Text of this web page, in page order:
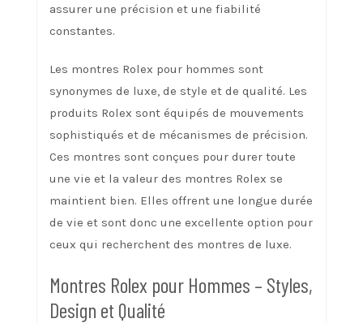
assurer une précision et une fiabilité
constantes.
Les montres Rolex pour hommes sont
synonymes de luxe, de style et de qualité. Les
produits Rolex sont équipés de mouvements
sophistiqués et de mécanismes de précision.
Ces montres sont conçues pour durer toute
une vie et la valeur des montres Rolex se
maintient bien. Elles offrent une longue durée
de vie et sont donc une excellente option pour
ceux qui recherchent des montres de luxe.
Montres Rolex pour Hommes – Styles,
Design et Qualité